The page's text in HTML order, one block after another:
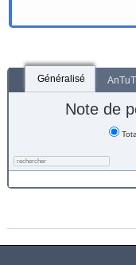
Généralisé
Note de